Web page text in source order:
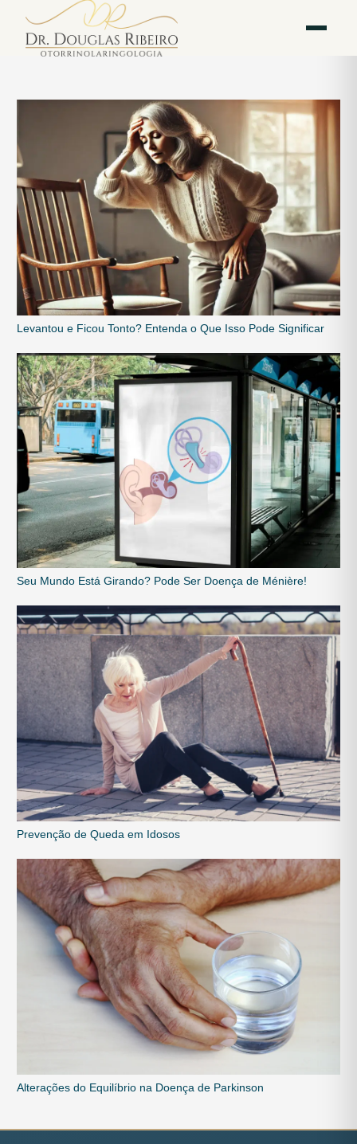
Mariana
Av. Paulista — Bela
Vista
Levantou e Ficou Tonto? Entenda o Que Isso Pode Significar
Seu Mundo Está Girando? Pode Ser Doença de Ménière!
Prevenção de Queda em Idosos
Alterações do Equilíbrio na Doença de Parkinson